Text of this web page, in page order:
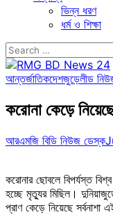
ভিন্ন ধরণ
ধর্ম ও শিক্ষা
Search
for:
আন্তর্জাতিকদেশজুড়েলীড
করোনা কেড়ে
আরএমজি বিডি নিউজ ডেস্ক
করোনার ছোবলে বিপর্যস্ত
হচ্ছে মৃত্যুর মিছিল।
প্রাণ কেড়ে নিয়েছে সর্বনাশা